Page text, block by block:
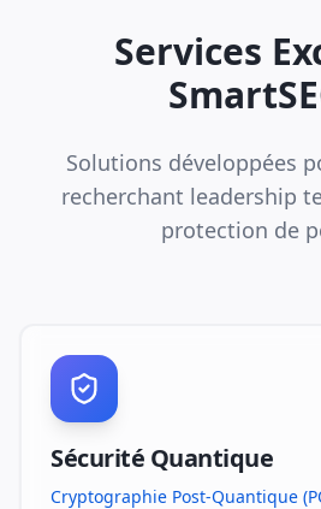
Services
Solutions développées
recherchant leadership
protection de
Sécurité Quantique
Cryptographie Post-Quantique